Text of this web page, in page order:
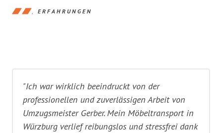
ERFAHRUNGEN
"Ich war wirklich beeindruckt von der
professionellen und zuverlässigen Arbeit von
Umzugsmeister Gerber. Mein Möbeltransport in
Würzburg verlief reibungslos und stressfrei dank